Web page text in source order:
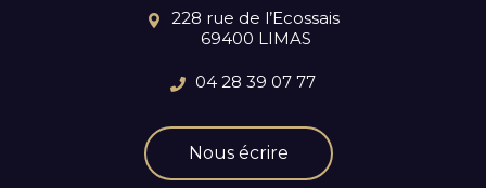
228 rue de l’Ecossais
69400 LIMAS
04 28 39 07 77
Nous écrire